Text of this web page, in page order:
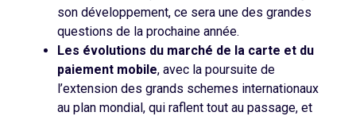
son développement, ce sera une des grandes
questions de la prochaine année.
Les évolutions du marché de la carte et du
paiement mobile, avec la poursuite de
l’extension des grands schemes internationaux
au plan mondial, qui raflent tout au passage, et